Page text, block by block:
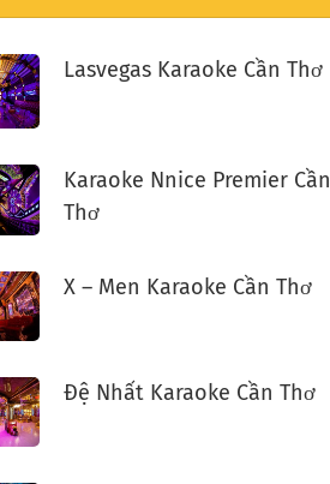
Lasvegas Karaoke Cần Thơ
Karaoke Nnice Premier Cần
Thơ
X – Men Karaoke Cần Thơ
Đệ Nhất Karaoke Cần Thơ